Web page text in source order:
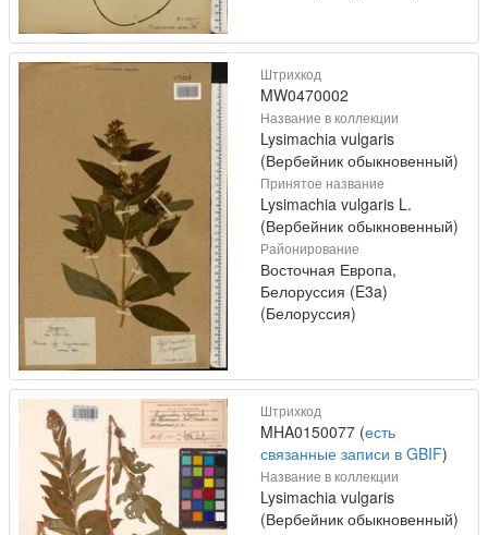
Штрихкод
MW0470002
Название в коллекции
Lysimachia vulgaris
(Вербейник обыкновенный)
Принятое название
Lysimachia vulgaris L.
(Вербейник обыкновенный)
Районирование
Восточная Европа,
Белоруссия (E3a)
(Белоруссия)
Штрихкод
MHA0150077 (есть
связанные записи в GBIF)
Название в коллекции
Lysimachia vulgaris
(Вербейник обыкновенный)